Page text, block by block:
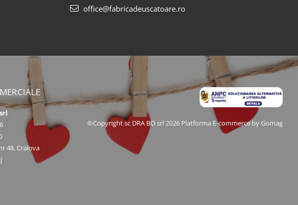
office@fabricadeuscatoare.ro
48, Craiova
©Copyright sc DRA BO srl 2026 Platforma E-commerce by Gomag